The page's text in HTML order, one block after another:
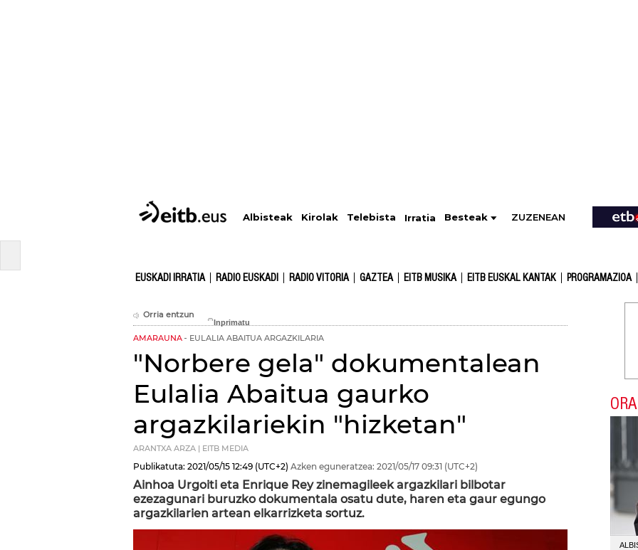
Albisteak Kirolak Telebista Irratia Besteak ZUZENEAN
EUSKADI IRRATIA RADIO EUSKADI RADIO VITORIA GAZTEA EITB MUSIKA EITB EUSKAL KANTAK PROGRAMAZIOA
Orria entzun
AMARAUNA EULALIA ABAITUA ARGAZKILARIA
"Norbere gela" dokumentalean
Eulalia Abaitua gaurko
argazkilariekin "hizketan"
ARANTXA ARZA | EITB MEDIA
Publikatuta: 2021/05/15 12:49 (UTC+2) Azken eguneratzea: 2021/05/17 09:31 (UTC+2)
Ainhoa Urgoiti eta Enrique Rey zinemagileek argazkilari bilbotar
ezezagunari buruzko dokumentala osatu dute, haren eta gaur egungo
argazkilarien artean elkarrizketa sortuz.